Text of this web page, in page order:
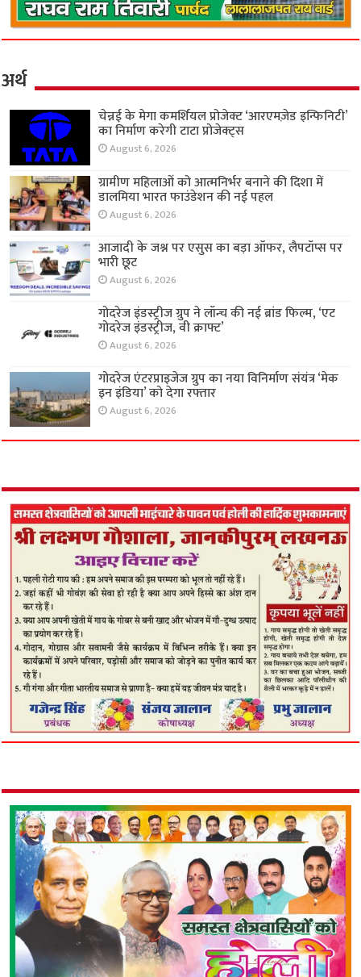
अर्थ
चेन्नई के मेगा कमर्शियल प्रोजेक्ट ‘आरएमज़ेड इन्फिनिटी’
का निर्माण करेगी टाटा प्रोजेक्ट्स
August 6, 2026
ग्रामीण महिलाओं को आत्मनिर्भर बनाने की दिशा में
डालमिया भारत फाउंडेशन की नई पहल
August 6, 2026
आजादी के जश्न पर एसुस का बड़ा ऑफर, लैपटॉप्स पर
भारी छूट
August 6, 2026
गोदरेज इंडस्ट्रीज ग्रुप ने लॉन्च की नई ब्रांड फिल्म, ‘एट
गोदरेज इंडस्ट्रीज, वी क्राफ्ट’
August 6, 2026
गोदरेज एंटरप्राइजेज ग्रुप का नया विनिर्माण संयंत्र ‘मेक
इन इंडिया’ को देगा रफ्तार
August 6, 2026